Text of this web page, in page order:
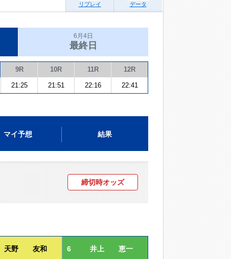
リプレイ
データ
6月4日
最終日
9R 10R 11R 12R
21:25 21:51 22:16 22:41
マイ予想 結果
締切時オッズ
天野 友和 6 井上 恵一